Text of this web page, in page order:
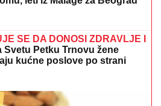
SE DA DONOSI ZDRAVLJE I
Svetu Petku Trnovu žene
kućne poslove po strani